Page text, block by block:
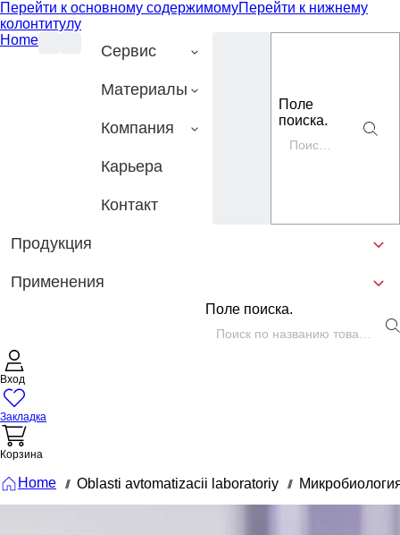
Перейти к основному содержимомуПерейти к нижнему
колонтитулу
Home
Сервис
Материалы
Компания
Карьера
Контакт
Поле
поиска.
Продукция
Применения
Поле поиска.
Вход
Закладка
Корзина
Home /// Oblasti avtomatizacii laboratoriy ///